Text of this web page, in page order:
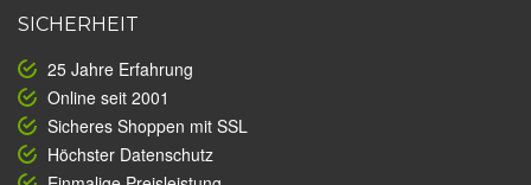
SICHERHEIT
25 Jahre Erfahrung
Online seit 2001
Sicheres Shoppen mit SSL
Höchster Datenschutz